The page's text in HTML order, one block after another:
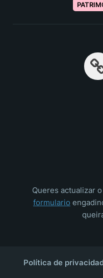
Queres actualizar
formulario
Política de